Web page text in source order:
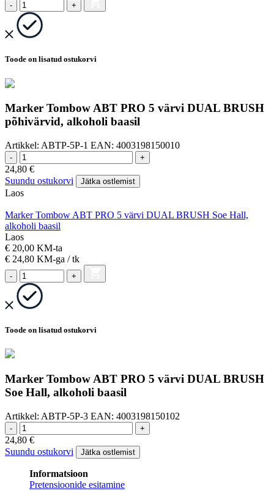
- +
Toode on lisatud ostukorvi
Marker Tombow ABT PRO 5 värvi DUAL BRUSH
põhivärvid, alkoholi baasil
Artikkel: ABTP-5P-1 EAN: 4003198150010
- +
24,80 €
Suundu ostukorvi
Jätka ostlemist
Laos
Marker Tombow ABT PRO 5 värvi DUAL BRUSH Soe Hall,
alkoholi baasil
Laos
€ 20,00 KM-ta
€ 24,80 KM-ga / tk
- +
Toode on lisatud ostukorvi
Marker Tombow ABT PRO 5 värvi DUAL BRUSH
Soe Hall, alkoholi baasil
Artikkel: ABTP-5P-3 EAN: 4003198150102
- +
24,80 €
Suundu ostukorvi
Jätka ostlemist
Informatsioon
Pretensioonide esitamine